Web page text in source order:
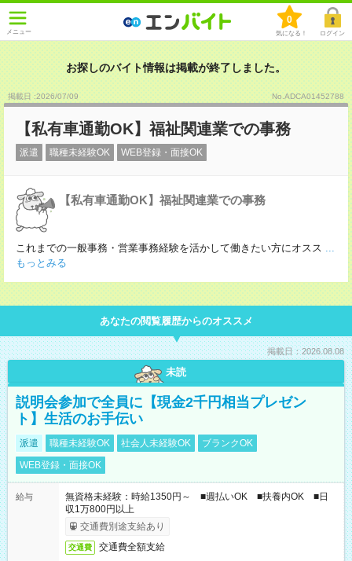
メニュー
0
気になる！ ログイン
お探しのバイト情報は掲載が終了しました。
掲載日 :2026/07/09 No.ADCA01452788
【私有車通勤OK】福祉関連業での事務
派遣 職種未経験OK WEB登録・面接OK
【私有車通勤OK】福祉関連業での事務
これまでの一般事務・営業事務経験を活かして働きたい方にオスス ...
もっとみる
あなたの閲覧履歴からのオススメ
掲載日：2026.08.08
未読
説明会参加で全員に【現金2千円相当プレゼン
ト】生活のお手伝い
派遣 職種未経験OK 社会人未経験OK
ブランクOK
WEB登録・面接OK
給与
無資格未経験：時給1350円～ ■週払いOK ■扶養内OK ■日
収1万800円以上
交通費別途支給あり
交通費 交通費全額支給